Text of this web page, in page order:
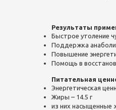
Результаты
Быстрое утоление
Поддержка
Повышение
Помощь в
Питательная
Энергетическая
Жиры – 14.5 г
из них насыщенные